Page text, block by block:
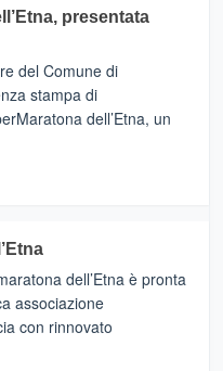
presentata
del Comune di
stampa di
dell’Etna, un
dell’Etna è pronta
associazione
con rinnovato